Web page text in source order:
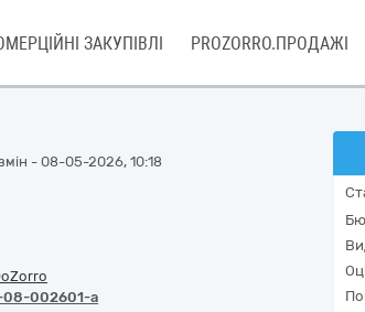
ЗАКУПІВЛІ PROZORRO.ПРОДАЖІ
- 08-05-2026, 10:18
002601-a